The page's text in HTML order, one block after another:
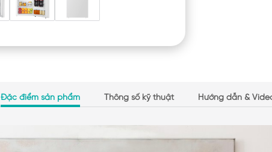
Đặc điểm sản phẩm Thông số kỹ thuật Hướng dẫn &